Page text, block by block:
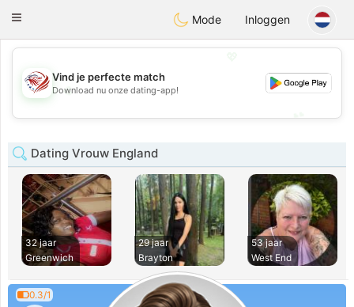
StatesDating
Toggle
Mode Inloggen
💖
💕
Vind je perfecte match
Download nu onze dating-app!
Dating Vrouw England
32 jaar
Greenwich
29 jaar
Brayton
53 jaar
West End
0.3/1